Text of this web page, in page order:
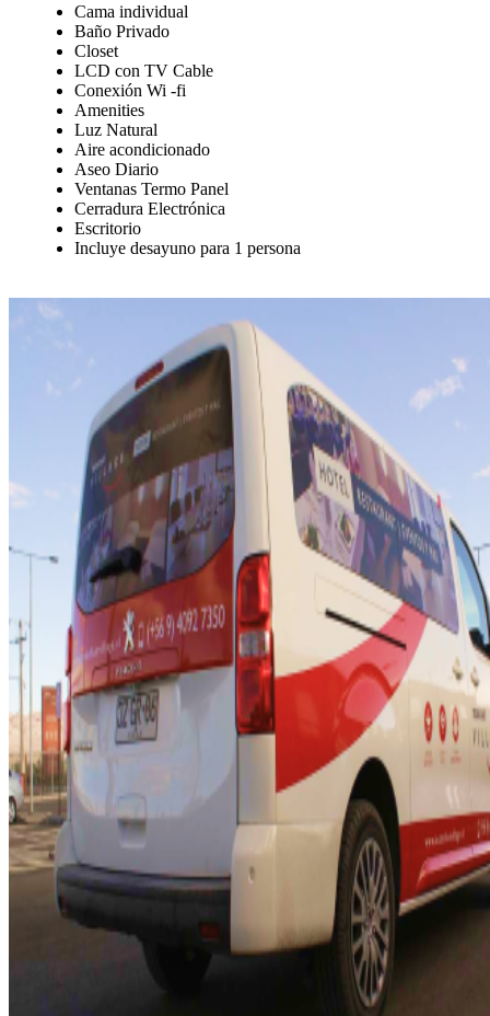
Cama individual
Baño Privado
Closet
LCD con TV Cable
Conexión Wi -fi
Amenities
Luz Natural
Aire acondicionado
Aseo Diario
Ventanas Termo Panel
Cerradura Electrónica
Escritorio
Incluye desayuno para 1 persona